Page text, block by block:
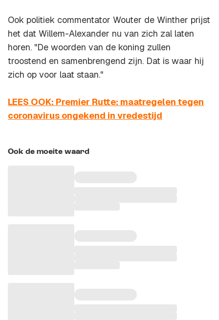
Ook politiek commentator Wouter de Winther prijst
het dat Willem-Alexander nu van zich zal laten
horen. "De woorden van de koning zullen
troostend en samenbrengend zijn. Dat is waar hij
zich op voor laat staan."
LEES OOK: Premier Rutte: maatregelen tegen
coronavirus ongekend in vredestijd
Ook de moeite waard